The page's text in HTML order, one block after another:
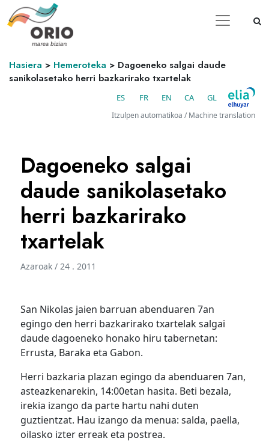
Hasiera > Hemeroteka > Dagoeneko salgai daude
sanikolasetako herri bazkarirako txartelak
ES FR EN CA GL
Itzulpen automatikoa / Machine translation
Dagoeneko salgai
daude sanikolasetako
herri bazkarirako
txartelak
Azaroak / 24 . 2011
San Nikolas jaien barruan abenduaren 7an
egingo den herri bazkarirako txartelak salgai
daude dagoeneko honako hiru tabernetan:
Errusta, Baraka eta Gabon.
Herri bazkaria plazan egingo da abenduaren 7an,
asteazkenarekin, 14:00etan hasita. Beti bezala,
irekia izango da parte hartu nahi duten
guztientzat. Hau izango da menua: salda, paella,
oilasko izter erreak eta postrea.